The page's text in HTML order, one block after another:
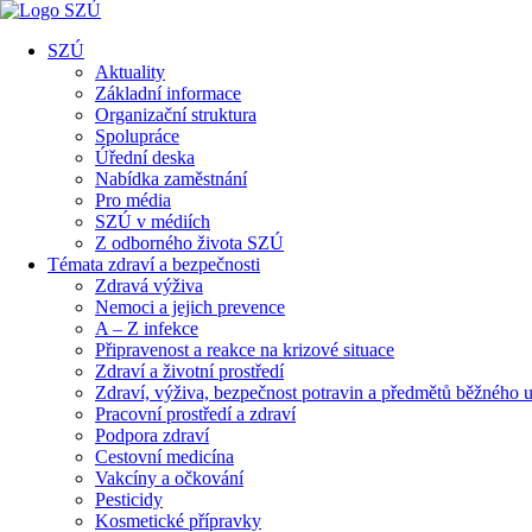
SZÚ
Aktuality
Základní informace
Organizační struktura
Spolupráce
Úřední deska
Nabídka zaměstnání
Pro média
SZÚ v médiích
Z odborného života SZÚ
Témata zdraví a bezpečnosti
Zdravá výživa
Nemoci a jejich prevence
A – Z infekce
Připravenost a reakce na krizové situace
Zdraví a životní prostředí
Zdraví, výživa, bezpečnost potravin a předmětů běžného
Pracovní prostředí a zdraví
Podpora zdraví
Cestovní medicína
Vakcíny a očkování
Pesticidy
Kosmetické přípravky